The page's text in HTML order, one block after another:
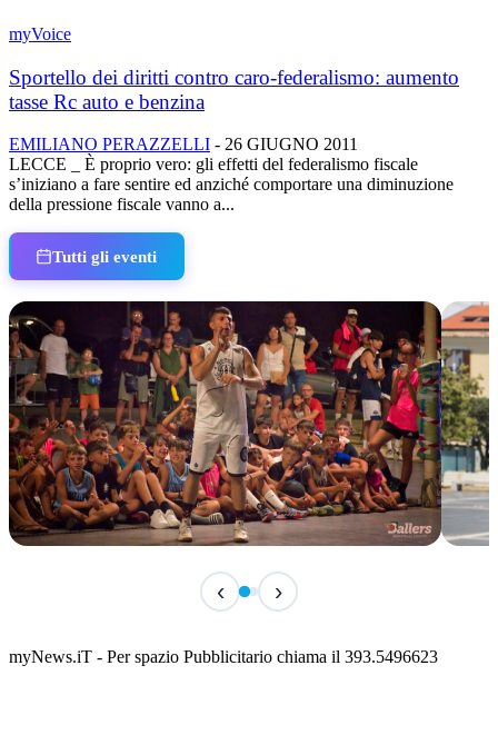
myVoice
Sportello dei diritti contro caro-federalismo: aumento
tasse Rc auto e benzina
EMILIANO PERAZZELLI - 26 GIUGNO 2011
LECCE _ È proprio vero: gli effetti del federalismo fiscale
s’iniziano a fare sentire ed anziché comportare una diminuzione
della pressione fiscale vanno a...
Tutti gli eventi
Classic Contest 3vs3 Memorial Michele
📅 6 Agosto 2026 · 09:00 · 📍 Lungomare C. Colombo
‹ ›
myNews.iT - Per spazio Pubblicitario chiama il 393.5496623